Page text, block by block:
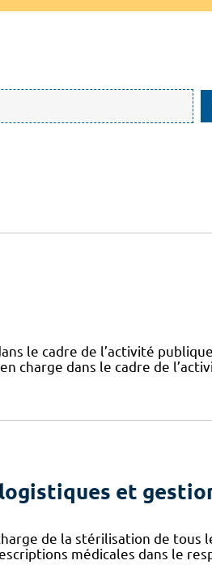
le cadre de l’activité
charge dans le cadre de
et
de la stérilisation de tous
médicales dans le